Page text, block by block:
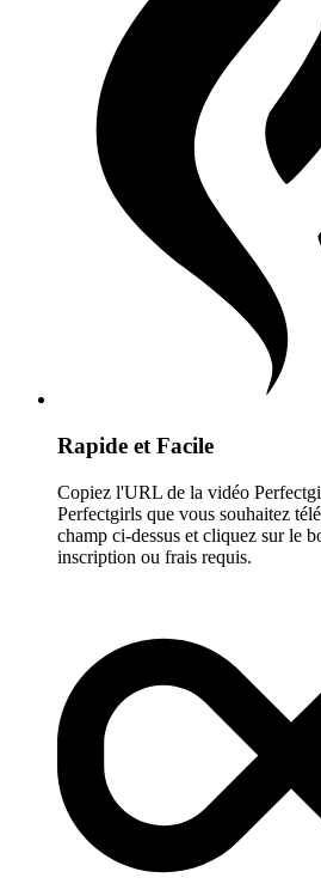
Rapide et Facile
Copiez l'URL de la vidéo
Perfectgirls que vous souhaitez
champ ci-dessus et cliquez sur le
inscription ou frais requis.